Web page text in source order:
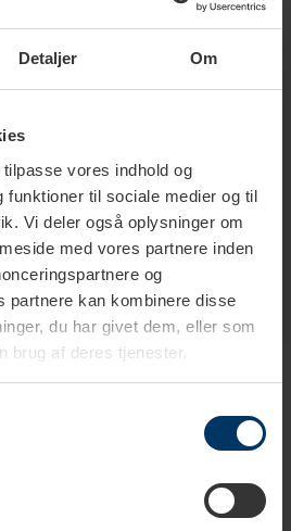
Detaljer Om
vores indhold og
funktioner til sociale medier og til
Vi deler også oplysninger om
med vores partnere inden
og
partnere kan kombinere disse
du har givet dem, eller som
brug af deres tjenester.
2 kopper
Rustfrit stål
kategori